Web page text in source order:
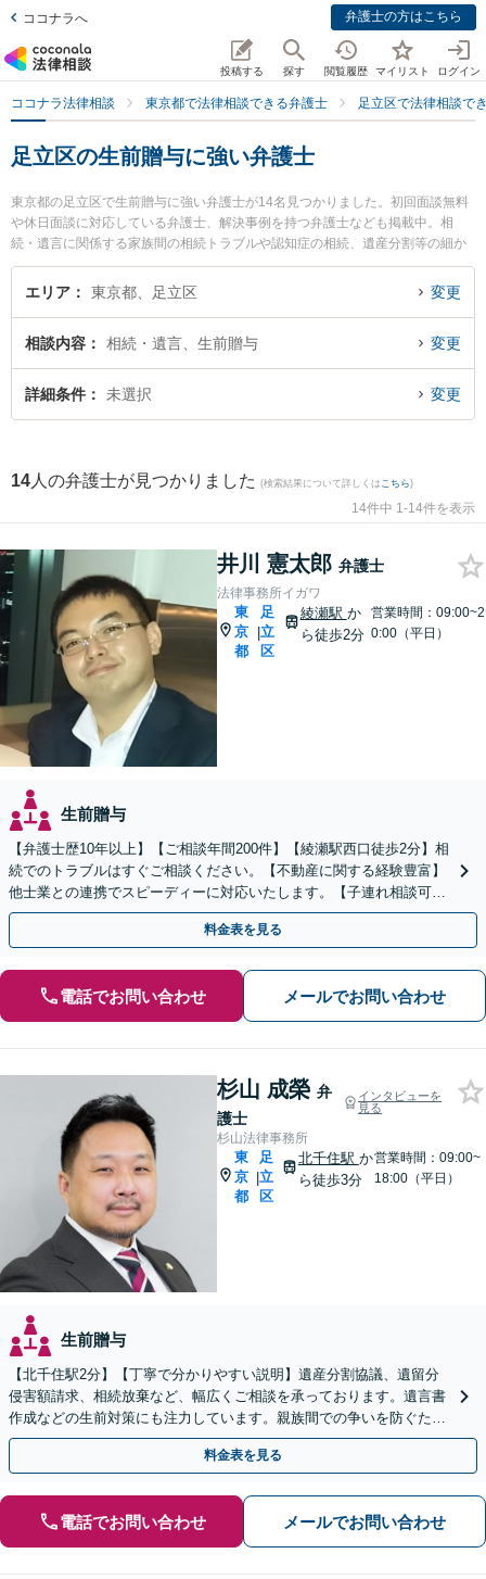
ココナラへ 弁護士の方はこちら
投稿する 探す 閲覧履歴 マイリスト ログイン
ココナラ法律相談 東京都で法律相談できる弁護士 足立区で法律相談で
足立区の生前贈与に強い弁護士
東京都の足立区で生前贈与に強い弁護士が14名見つかりました。初回面談無料
や休日面談に対応している弁護士、解決事例を持つ弁護士なども掲載中。相
続・遺言に関係する家族間の相続トラブルや認知症の相続、遺産分割等の細か
な分野での絞り込み検索もでき便利です。特に法律事務所イガワの井川 憲太郎
弁護士や杉山法律事務所の杉山 成榮 弁護士、石塚法律事務所の石塚 大介弁護
『生前贈与のトラブル解決の実績豊富な近くの弁護士を検索したい』『初回相
談無料で生前贈与を法律相談できる足立区内の弁護士に相談予約したい』など
でお困りの相談者さんにおすすめです。
エリア 東京都、足立区 変更
相談内容 相続・遺言、生前贈与 変更
詳細条件 未選択 変更
14 人の弁護士が見つかりました (検索結果について詳しくは こちら)
14件中 1-14件を表示
井川 憲太郎 弁護士
法律事務所イガワ
東
京
都
|
足
立
区
綾瀬駅 か
ら徒歩2分
営業時間：09:00~2
0:00（平日）
生前贈与
【弁護士歴10年以上】【ご相談年間200件】【綾瀬駅西口徒歩2分】相
続でのトラブルはすぐご相談ください。【不動産に関する経験豊富】
他士業との連携でスピーディーに対応いたします。【子連れ相談可】
【初回面談無料】
料金表を見る
電話でお問い合わせ メールでお問い合わせ
杉山 成榮 弁
護士
インタビューを
見る
杉山法律事務所
東
京
都
|
足
立
区
北千住駅 か
ら徒歩3分
営業時間：09:00~
18:00（平日）
生前贈与
【北千住駅2分】【丁寧で分かりやすい説明】遺産分割協議、遺留分
侵害額請求、相続放棄など、幅広くご相談を承っております。遺言書
作成などの生前対策にも注力しています。親族間での争いを防ぐため
にも、ぜひ弁護士にご相談ください。【WEB面談可】
料金表を見る
電話でお問い合わせ メールでお問い合わせ